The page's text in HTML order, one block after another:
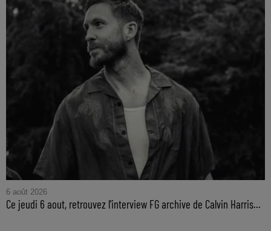
6 août 2026
Ce jeudi 6 aout, retrouvez l'interview FG archive de Calvin Harris...